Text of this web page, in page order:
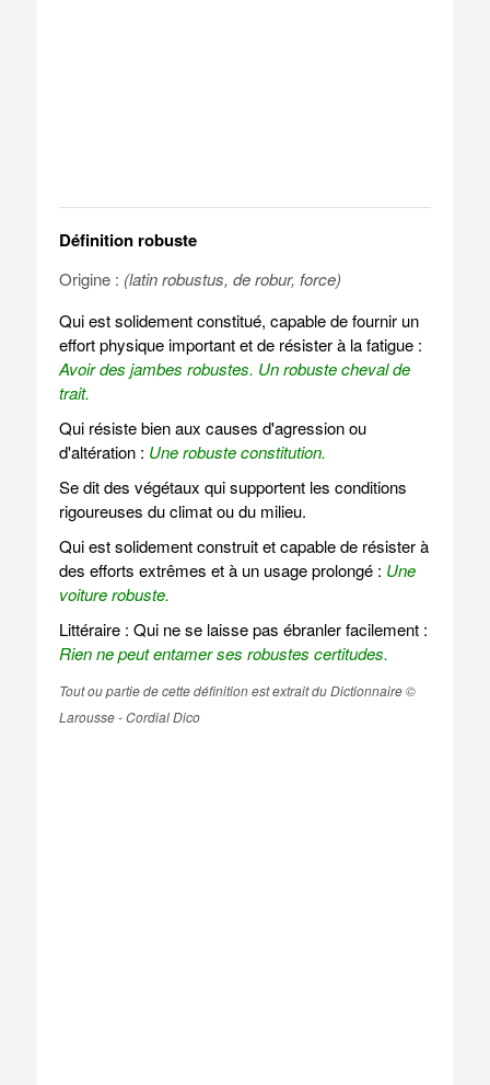
Définition robuste
Origine : (latin robustus, de robur, force)
Qui est solidement constitué, capable de fournir un
effort physique important et de résister à la fatigue :
Avoir des jambes robustes. Un robuste cheval de
trait.
Qui résiste bien aux causes d'agression ou
d'altération : Une robuste constitution.
Se dit des végétaux qui supportent les conditions
rigoureuses du climat ou du milieu.
Qui est solidement construit et capable de résister à
des efforts extrêmes et à un usage prolongé : Une
voiture robuste.
Littéraire : Qui ne se laisse pas ébranler facilement :
Rien ne peut entamer ses robustes certitudes.
Tout ou partie de cette définition est extrait du Dictionnaire ©
Larousse - Cordial Dico